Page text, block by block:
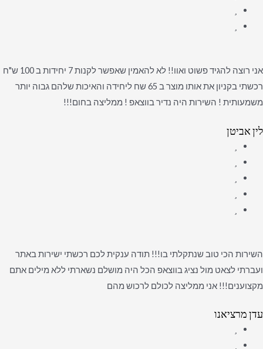
אני רוצה להגיד פשוט ואוו!! לא להאמין שאפשר לקנות 7 יחידות ב 100 ש"ח
רכשתי בקניון את אותו מוצר ב 65 שח ליחידה והאיכות שלהם גבוה יותר
משמעותית ! השירות היה נדיר בווצאפ ! ממליצה בחום!!!
לין אביטן
השירות הכי טוב שנתקלתי בו!!! תודה ענקית לכם רכשתי ישירות באתר
ועברתי לצאט מול נציג בווצאפ הכל היה מושלם נשארתי ללא מילים אתם
מקצוענים!!! אני ממליצה לכולם לרכוש מהם
עדן מרציאנו